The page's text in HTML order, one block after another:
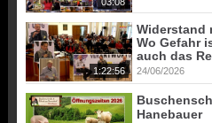
1:22:56
Widerstand
Wo Gefahr
auch das
24/06/2026
Hanebauer